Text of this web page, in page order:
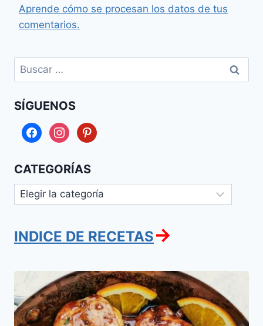
Aprende cómo se procesan los datos de tus
comentarios.
Buscar:
SÍGUENOS
facebookinstagrampinterest
CATEGORÍAS
Categorías
INDICE DE RECETAS→
la
Mermelada